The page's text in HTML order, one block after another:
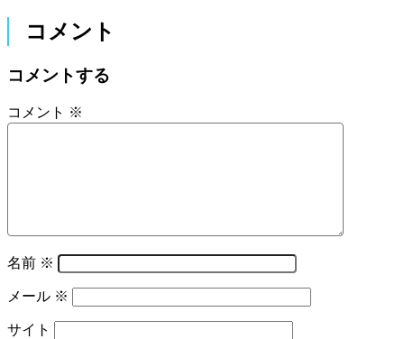
コメント
コメントする
コメント ※
名前 ※
メール ※
サイト